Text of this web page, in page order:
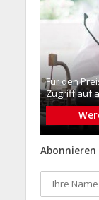
Für den
Zugriff auf